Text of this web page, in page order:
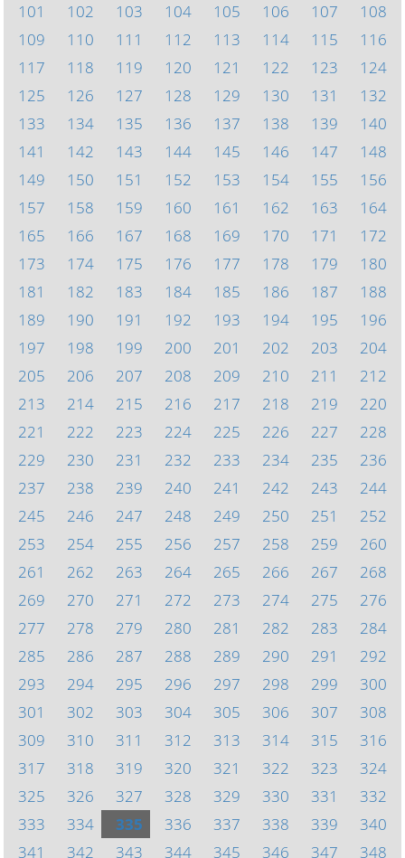
101
102 103 104 105 106 107
108
109
110 111 112 113 114 115
116
117
118 119 120 121 122 123
124
125
126 127 128 129 130 131
132
133
134 135 136 137 138 139
140
141
142 143 144 145 146 147
148
149
150 151 152 153 154 155
156
157
158 159 160 161 162 163
164
165
166 167 168 169 170 171
172
173
174 175 176 177 178 179
180
181
182 183 184 185 186 187
188
189
190 191 192 193 194 195
196
197
198 199 200 201 202 203
204
205
206 207 208 209 210 211
212
213
214 215 216 217 218 219
220
221
222 223 224 225 226 227
228
229
230 231 232 233 234 235
236
237
238 239 240 241 242 243
244
245
246 247 248 249 250 251
252
253
254 255 256 257 258 259
260
261
262 263 264 265 266 267
268
269
270 271 272 273 274 275
276
277
278 279 280 281 282 283
284
285
286 287 288 289 290 291
292
293
294 295 296 297 298 299
300
301
302 303 304 305 306 307
308
309
310 311 312 313 314 315
316
317
318 319 320 321 322 323
324
325
326 327 328 329 330 331
332
333
334 335 336 337 338 339
340
341
342 343 344 345 346 347 348